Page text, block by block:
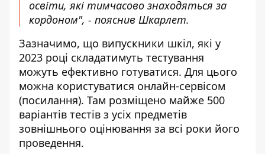
освіти, які тимчасово знаходяться за
кордоном", - пояснив Шкарлет.
Зазначимо, що випускники шкіл, які у
2023 році складатимуть тестування
можуть ефективно готуватися. Для цього
можна користуватися онлайн-сервісом
(посилання). Там розміщено майже 500
варіантів тестів з усіх предметів
зовнішнього оцінювання за всі роки його
проведення.